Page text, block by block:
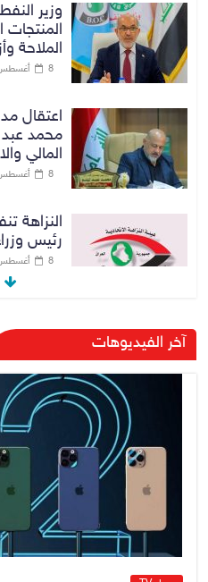
وزير
الملاحة
8 أغسطس، 2026
اعتقال
محمد عبد
المالي
8 أغسطس، 2026
النزاهة
رئيس
8 أغسطس، 2026
رئيس
بارزاني
عسكري
الإقليم
8 أغسطس، 2026
الدخيل
المشاريع
ويشدد
آخر الفيديوهات